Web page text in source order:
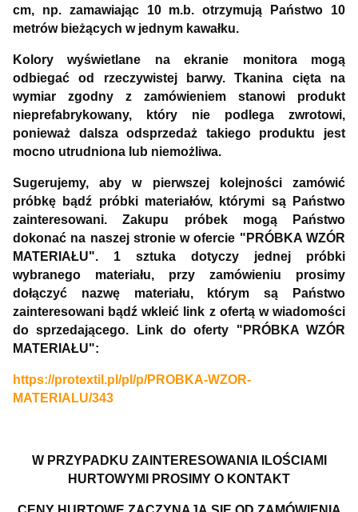
cm, np. zamawiając 10 m.b. otrzymują Państwo 10
metrów bieżących w jednym kawałku.
Kolory wyświetlane na ekranie monitora mogą
odbiegać od rzeczywistej barwy. Tkanina cięta na
wymiar zgodny z zamówieniem stanowi produkt
nieprefabrykowany, który nie podlega zwrotowi,
ponieważ dalsza odsprzedaż takiego produktu jest
mocno utrudniona lub niemożliwa.
Sugerujemy, aby w pierwszej kolejności zamówić
próbkę bądź próbki materiałów, którymi są Państwo
zainteresowani. Zakupu próbek mogą Państwo
dokonać na naszej stronie w ofercie "PRÓBKA WZÓR
MATERIAŁU". 1 sztuka dotyczy jednej próbki
wybranego materiału, przy zamówieniu prosimy
dołączyć nazwę materiału, którym są Państwo
zainteresowani bądź wkleić link z ofertą w wiadomości
do sprzedającego. Link do oferty "PRÓBKA WZÓR
MATERIAŁU":
https://protextil.pl/pl/p/PROBKA-WZOR-
MATERIALU/343
W PRZYPADKU ZAINTERESOWANIA ILOŚCIAMI
HURTOWYMI PROSIMY O KONTAKT